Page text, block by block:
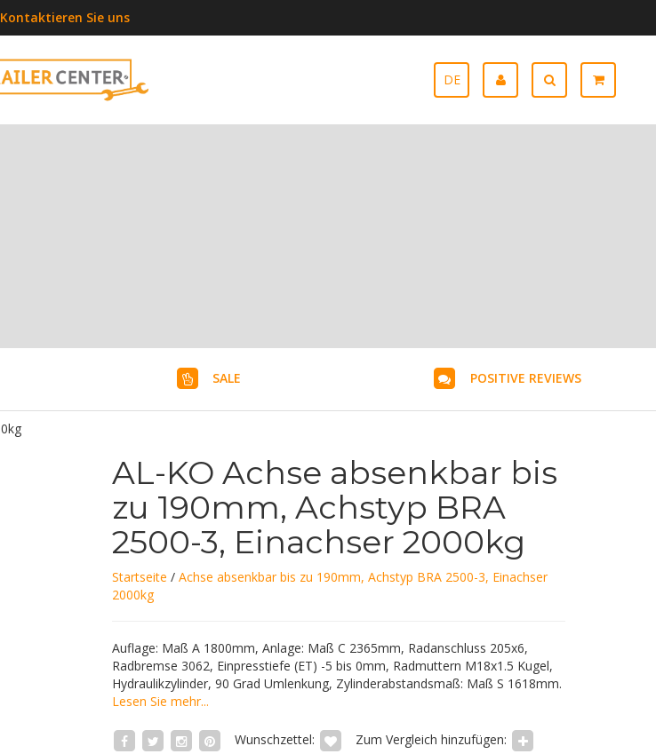
Kontaktieren Sie uns
DE
SALE POSITIVE REVIEWS
AL-KO Achse absenkbar bis
zu 190mm, Achstyp BRA
2500-3, Einachser 2000kg
Startseite / Achse absenkbar bis zu 190mm, Achstyp BRA 2500-3, Einachser
2000kg
Auflage: Maß A 1800mm, Anlage: Maß C 2365mm, Radanschluss 205x6,
Radbremse 3062, Einpresstiefe (ET) -5 bis 0mm, Radmuttern M18x1.5 Kugel,
Hydraulikzylinder, 90 Grad Umlenkung, Zylinderabstandsmaß: Maß S 1618mm.
Lesen Sie mehr...
Wunschzettel: Zum Vergleich hinzufügen: